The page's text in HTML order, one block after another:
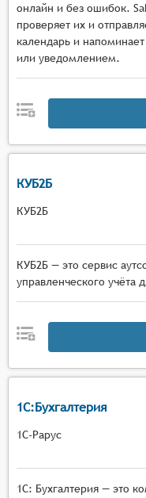
онлайн и без ошибок.
проверяет их и
календарь и
или уведомлением.
КУБ2Б
КУБ2Б
КУБ2Б — это сервис
управленческого учёта
1С:Бухгалтерия
1С-Рарус
1С: Бухгалтерия — это